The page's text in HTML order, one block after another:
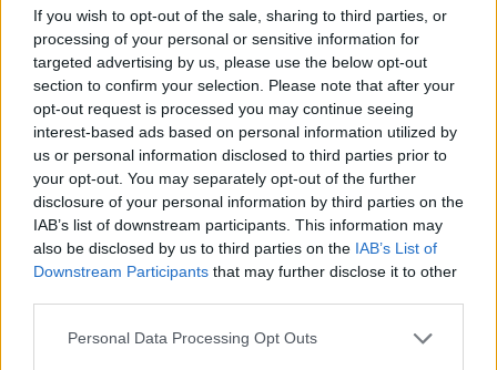
If you wish to opt-out of the sale, sharing to third parties, or
processing of your personal or sensitive information for
targeted advertising by us, please use the below opt-out
section to confirm your selection. Please note that after your
opt-out request is processed you may continue seeing
interest-based ads based on personal information utilized by
us or personal information disclosed to third parties prior to
your opt-out. You may separately opt-out of the further
disclosure of your personal information by third parties on the
IAB’s list of downstream participants. This information may
also be disclosed by us to third parties on the IAB’s List of
Downstream Participants that may further disclose it to other
Personal Data Processing Opt Outs
a biztosítási szolgáltatásokat is. Az adó alapja a
biztosítási díj. Mértéke a kötelező gépjármű-
felelősségbiztosítási szolgáltatás nyújtása esetén
30, casco biztosítás esetén 15, a vagyon- és
balesetbiztosításokra pedig 10 százalék lenne. Az
adót a biztosító társaságoknak kellene bevallaniuk
és megfizetniük a biztosítási díj, díjrészlet
elszámolása hónapját követ hónap 20. napjáig. Ez a
javaslat akár bevallási káoszhoz is vezethet, lévén,
hogy a biztosításoknál havi, negyedéves és éves
díjfizetés is lehetséges.